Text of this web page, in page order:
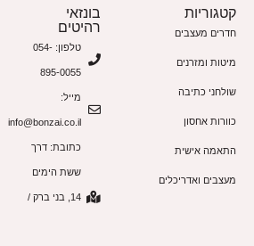
קטגוריות
חדרים מעצבים
מיטות ומזרנים
שולחני כתיבה
כוורות אחסון
התאמה אישית
מעצבים ואדריכלים
בונזאי
רהיטים
טלפון: 054-
895-0055
מייל:
info@bonzai.co.il
כתובת: דרך
ששת הימים
14, בני ברק /